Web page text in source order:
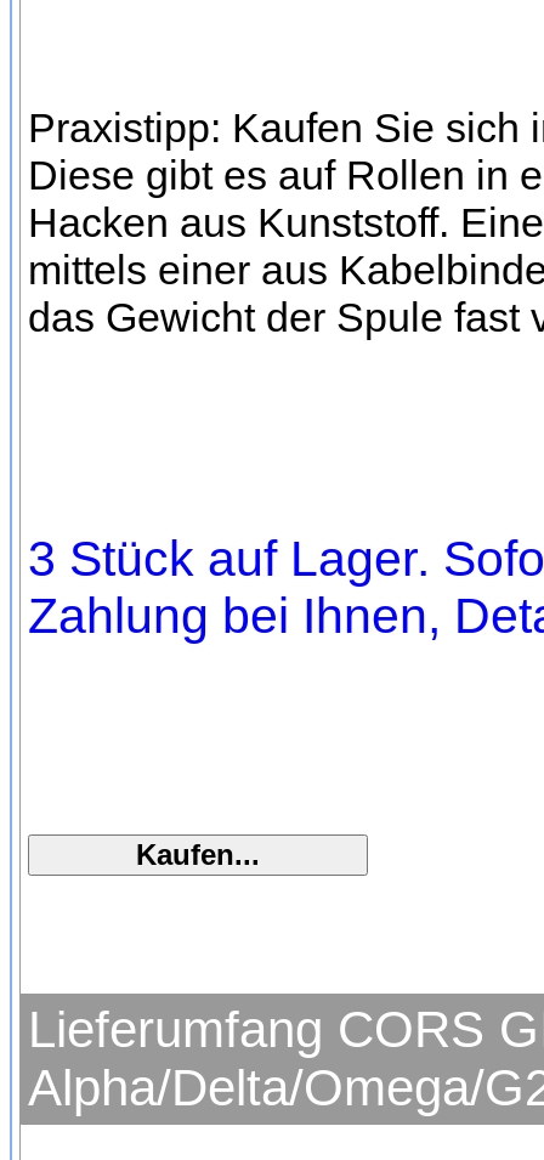
Praxistipp: Kaufen Sie sich
Diese gibt es auf Rollen in
Hacken aus Kunststoff.
mittels einer aus
das Gewicht der Spule fast
3 Stück auf Lager.
Zahlung bei Ihnen,
Lieferumfang CORS
Alpha/Delta/Omega/